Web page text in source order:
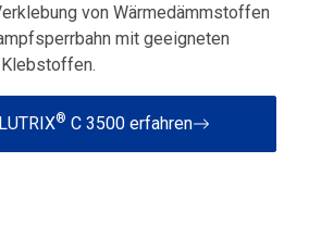
von Wärmedämmstoffen
mit geeigneten
® C 3500 erfahren